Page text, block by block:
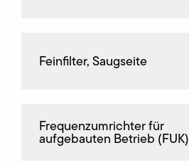
Feinfilter, Saugseite
Frequenz­umrichter für
aufgebauten Betrieb (FUK)